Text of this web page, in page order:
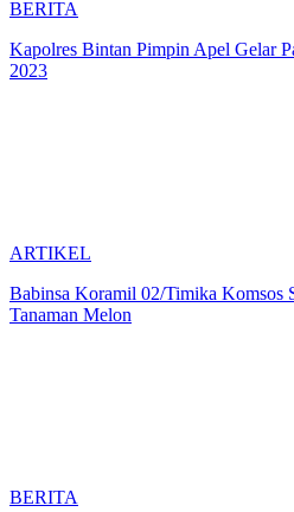
BERITA
Kapolres Bintan Pimpin Apel Gelar
2023
ARTIKEL
Babinsa Koramil 02/Timika Komsos
Tanaman Melon
BERITA